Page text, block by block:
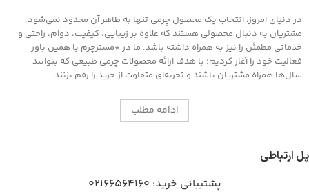
در دنیای امروز، انتخاب یک محصول چرمی تنها به ظاهر آن محدود نمی‌شود.
مشتریان به دنبال محصولی هستند که علاوه بر زیبایی، کیفیت، دوام، راحتی و
خدماتی مطمئن را نیز به همراه داشته باشد. ما در *مسترچرم با همین باور
فعالیت خود را آغاز کردیم؛ با هدف ارائه محصولات چرمی طبیعی که بتوانند
سال‌ها همراه مشتریان باشند و تجربه‌ای متفاوت از خرید را رقم بزنند.
ادامه مطلب
پل ارتباطی
پشتیبانی خرید: 02166564160